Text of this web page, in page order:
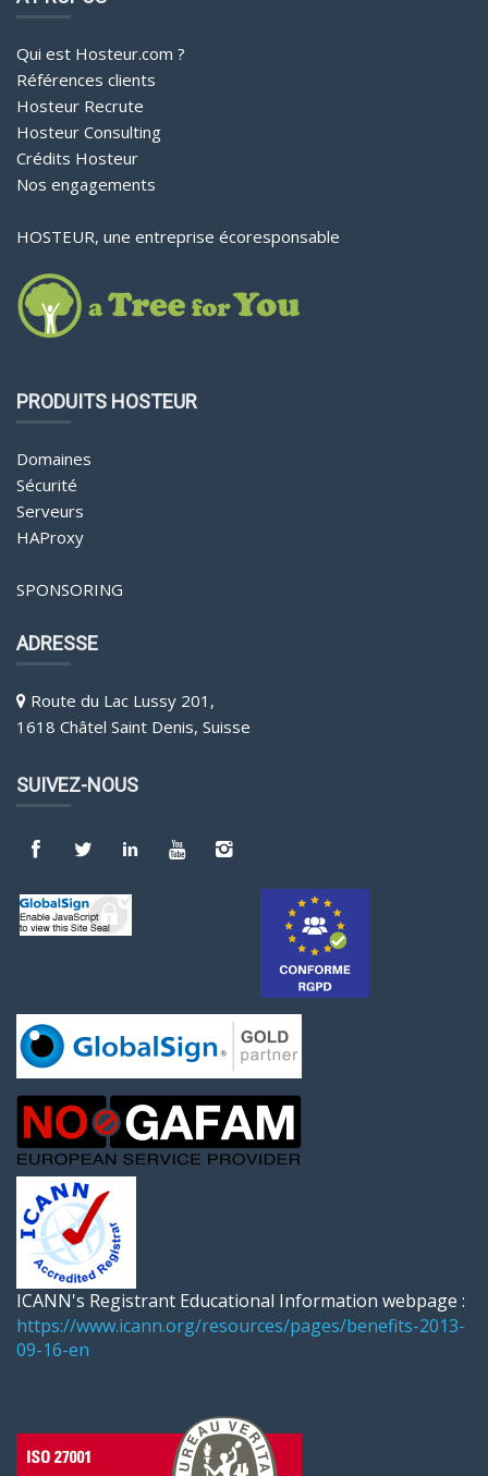
Qui est Hosteur.com ?
Références clients
Hosteur Recrute
Hosteur Consulting
Crédits Hosteur
Nos engagements
HOSTEUR, une entreprise écoresponsable
PRODUITS HOSTEUR
Domaines
Sécurité
Serveurs
HAProxy
SPONSORING
ADRESSE
Route du Lac Lussy 201,
1618 Châtel Saint Denis, Suisse
SUIVEZ-NOUS
ICANN's Registrant Educational Information webpage :
https://www.icann.org/resources/pages/benefits-2013-
09-16-en